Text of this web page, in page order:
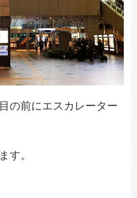
の前にエスカレーター
す。